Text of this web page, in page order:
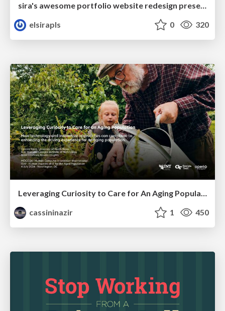
sira's awesome portfolio website redesign presentation
elsirapls
0 320
cassininazir
1 450